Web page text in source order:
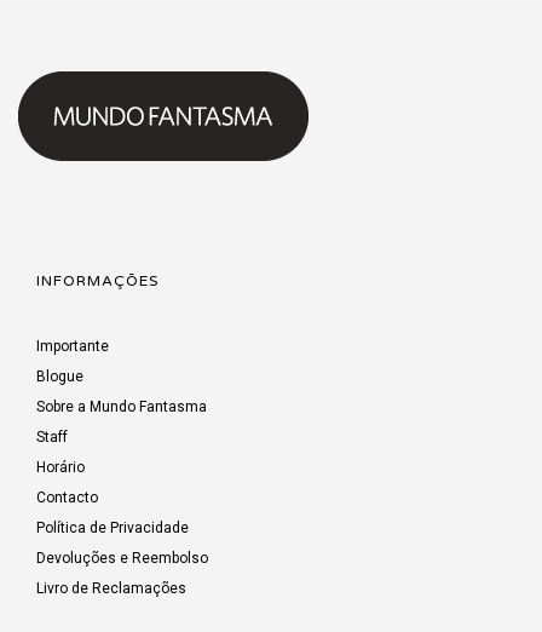
INFORMAÇÕES
Importante
Blogue
Sobre a Mundo Fantasma
Staff
Horário
Contacto
Política de Privacidade
Devoluções e Reembolso
Livro de Reclamações